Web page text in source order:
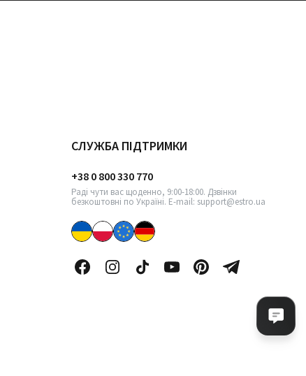
СЛУЖБА ПІДТРИМКИ
+38 0 800 330 770
Раді чути вас щоденно, 9:00-18:00. Дзвінки
безкоштовні по Україні. E-mail: support@estro.ua